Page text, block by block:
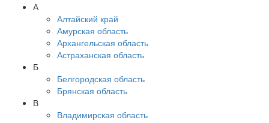
А
Алтайский край
Амурская область
Архангельская область
Астраханская область
Б
Белгородская область
Брянская область
В
Владимирская область